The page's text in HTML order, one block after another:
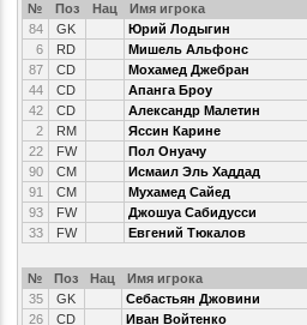
№ Поз Нац Имя игрока
84
GK Юрий Лодыгин
6
RD Мишель Альфонс
87
CD Мохамед Джебран
44
CD Апанга Броу
42
CD Александр Малетин
2
RM Яссин Карине
22
FW Пол Онуачу
90
CM Исмаил Эль Хаддад
91
CM Мухамед Сайед
93
FW Джошуа Сабидусси
33
FW Евгений Тюкалов
№ Поз Нац Имя игрока
35
GK Себастьян Джовини
26
CD Иван Войтенко